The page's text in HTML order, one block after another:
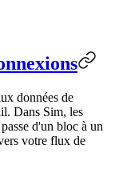
données de
Dans Sim, les
d'un bloc à un
votre flux de